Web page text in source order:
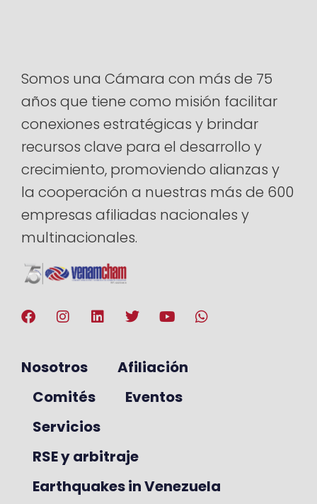
Somos una Cámara con más de 75
años que tiene como misión facilitar
conexiones estratégicas y brindar
recursos clave para el desarrollo y
crecimiento, promoviendo alianzas y
la cooperación a nuestras más de 600
empresas afiliadas nacionales y
multinacionales.
Nosotros
Afiliación
Comités
Eventos
Servicios
RSE y arbitraje
Earthquakes in Venezuela